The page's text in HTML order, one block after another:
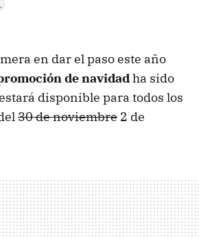
en dar el paso este año
de navidadha sido
disponible para todos los
30 de noviembre 2 de